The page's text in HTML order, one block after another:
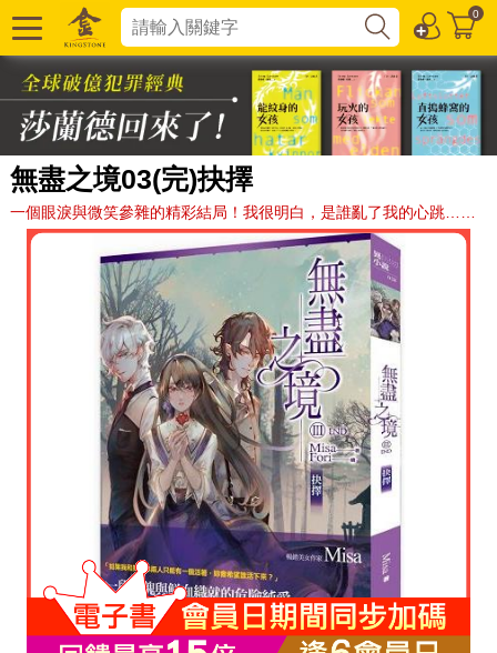
0
無盡之境03(完)抉擇
一個眼淚與微笑參雜的精彩結局！我很明白，是誰亂了我的心跳……